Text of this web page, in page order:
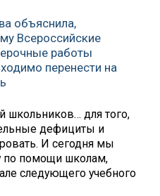
объяснила,
Всероссийские
работы
перенести на
школьников… для того,
дефициты и
И сегодня мы
по помощи школам,
следующего учебного